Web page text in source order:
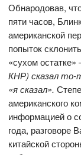
Обнародовав,
пяти часов,
американской
попыток
«сухом
КНР) сказал
«я сказал».
американского
информацией о
года, разговоре
китайской